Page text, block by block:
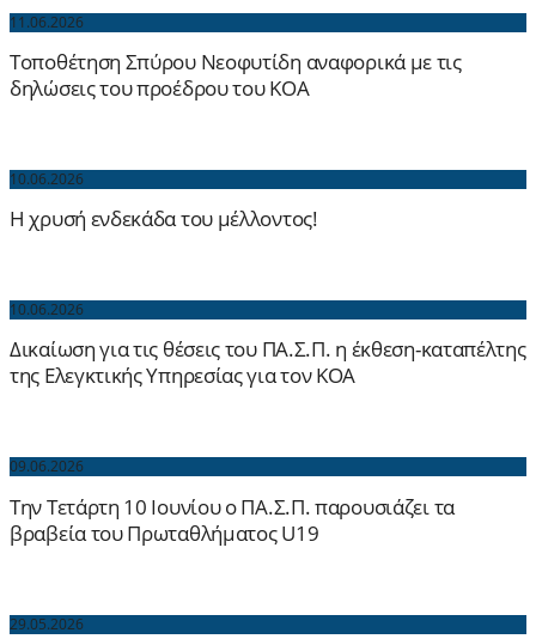
11.06.2026
Τοποθέτηση Σπύρου Νεοφυτίδη αναφορικά με τις
δηλώσεις του προέδρου του ΚΟΑ
10.06.2026
Η χρυσή ενδεκάδα του μέλλοντος!
10.06.2026
Δικαίωση για τις θέσεις του ΠΑ.Σ.Π. η έκθεση-καταπέλτης
της Ελεγκτικής Υπηρεσίας για τον ΚΟΑ
09.06.2026
Την Τετάρτη 10 Ιουνίου ο ΠΑ.Σ.Π. παρουσιάζει τα
βραβεία του Πρωταθλήματος U19
29.05.2026